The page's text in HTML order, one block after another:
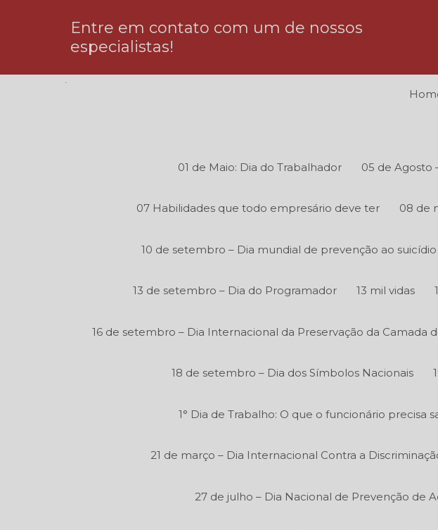
Entre em contato com um de nossos
especialistas!
01 de Maio: Dia do Trabalhador 05 de Agosto
07 Habilidades que todo empresário deve ter 08 de
10 de setembro – Dia mundial de prevenção ao suicídio
13 de setembro – Dia do Programador 13 mil vidas
16 de setembro – Dia Internacional da Preservação da Camada
18 de setembro – Dia dos Símbolos Nacionais
1° Dia de Trabalho: O que o funcionário precisa
21 de março – Dia Internacional Contra a
27 de julho – Dia Nacional de Prevenção de